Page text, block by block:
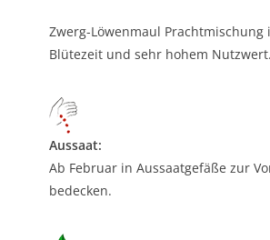
Zwerg-Löwenmaul
Blütezeit und sehr hohem Nutzwert.
Aussaat:
Ab Februar in Aussaatgefäße zur
bedecken.